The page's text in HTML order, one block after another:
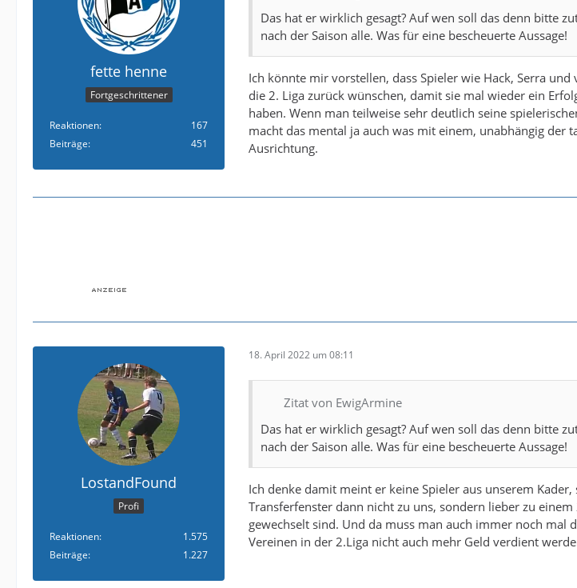
fette henne
Fortgeschrittener
Reaktionen
167
Beiträge
451
Das hat er wirklich gesagt? Auf wen soll das denn bitte
nach der Saison alle. Was für eine bescheuerte Aussage!
Ich könnte mir vorstellen, dass Spieler wie Hack, Serra
die 2. Liga zurück wünschen, damit sie mal wieder ein
haben. Wenn man teilweise sehr deutlich seine
macht das mental ja auch was mit einem, unabhängig der
Ausrichtung.
LostandFound
Profi
Reaktionen
1.575
Beiträge
1.227
18. April 2022 um 08:11
Zitat von EwigArmine
Das hat er wirklich gesagt? Auf wen soll das denn bitte
nach der Saison alle. Was für eine bescheuerte Aussage!
Ich denke damit meint er keine Spieler aus unserem
Transferfenster dann nicht zu uns, sondern lieber zu
gewechselt sind. Und da muss man auch immer noch mal
Vereinen in der 2.Liga nicht auch mehr Geld verdient